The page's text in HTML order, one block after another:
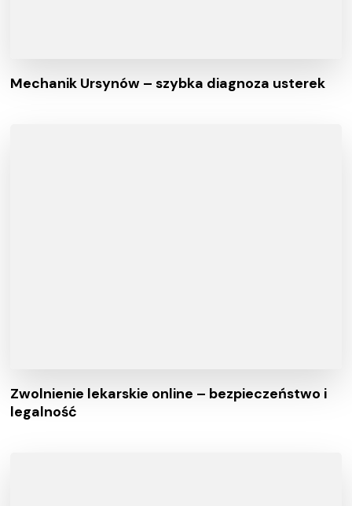
Mechanik Ursynów – szybka diagnoza usterek
Zwolnienie lekarskie online – bezpieczeństwo i
legalność